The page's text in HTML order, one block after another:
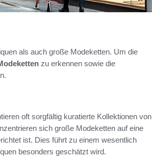
als auch große Modeketten. Um die
zu erkennen sowie die
oft sorgfältig kuratierte Kollektionen von
sich große Modeketten auf eine
ist. Dies führt zu einem wesentlich
besonders geschätzt wird.